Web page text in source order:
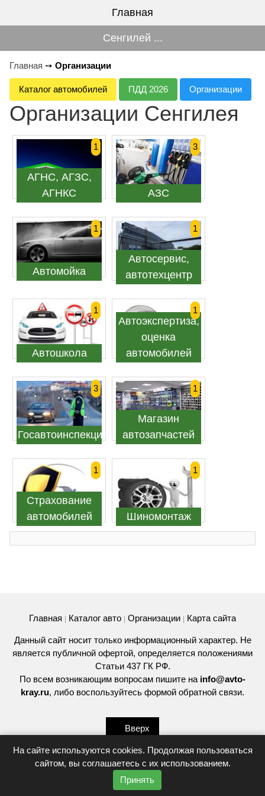
Главная
Сенгилей ...
Главная ➙ Организации
Каталог автомобилей ПДД 2026 Организации
Организации Сенгилея
АГНС, АГЗС,
АГНКС
1
АЗС
3
Автомойка
1
Автосервис,
автотехцентр
1
Автошкола
1
Автоэкспертиза,
оценка
автомобилей
1
Госавтоинспекция
3
Магазин
автозапчастей
1
Страхование
автомобилей
1
Шиномонтаж
1
Главная Каталог авто Организации Карта сайта
Данный сайт носит только информационный характер. Не
является публичной офертой, определяется положениями
Статьи 437 ГК РФ.
По всем возникающим вопросам пишите на info@avto-
kray.ru, либо воспользуйтесь формой обратной связи.
Вверх
© 2026
На сайте используются cookies. Продолжая пользоваться
сайтом, вы соглашаетесь с их использованием.
Принять